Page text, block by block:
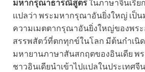
มหากรุณาธารณีสูตรในภาษาจีนเรีย
เเปลว่า พระมหากรุณาอันยิ่งใหญ่ เป็
ความเมตตากรุณาอันยิ่งใหญ่ของพระ
สรรพสัตว์ที่ตกทุกข์ในโลก มีต้นกำเนิ
มหายานภาษาสันสกฤตของอินเดีย พ
ชาวอินเดียนำเข้าไปแปลในประเทศจี